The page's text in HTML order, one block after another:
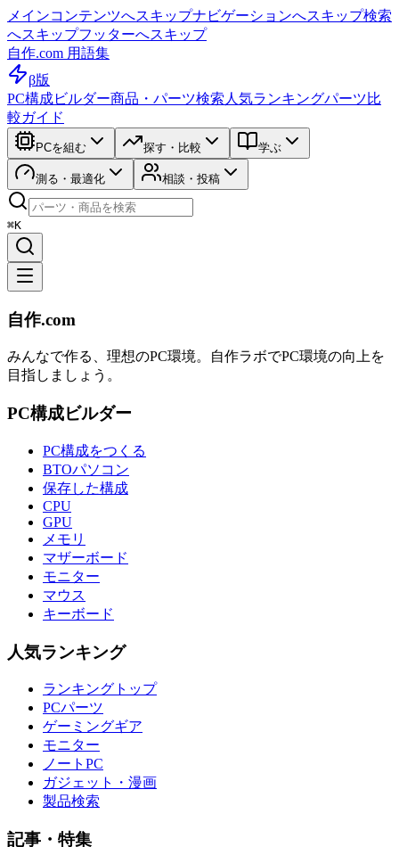
メインコンテンツへスキップナビゲーションへスキップ検索
へスキップフッターへスキップ
自作.com 用語集
β版
PC構成ビルダー商品・パーツ検索 人気ランキングパーツ比
較ガイド
PCを組む 探す・比較 学ぶ
測る・最適化 相談・投稿
⌘K
自作.com
みんなで作る、理想のPC環境。 自作ラボでPC環境の向上を
目指しましょう。
PC構成ビルダー
PC構成をつくる
BTOパソコン
保存した構成
CPU
GPU
メモリ
マザーボード
モニター
マウス
キーボード
人気ランキング
ランキングトップ
PCパーツ
ゲーミングギア
モニター
ノートPC
ガジェット・漫画
製品検索
記事・特集